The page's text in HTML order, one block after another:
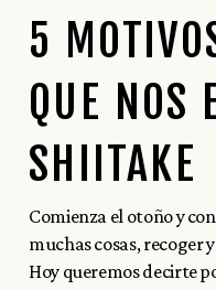
5
QUE NOS
SHIITAKE
Comienza el otoño y
muchas cosas, recoger
Hoy queremos decirte